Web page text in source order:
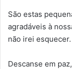
São estas
agradáveis à
não irei esquecer.
Descanse em